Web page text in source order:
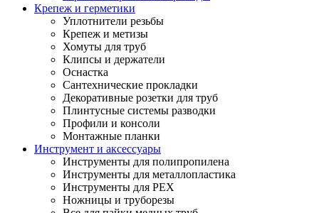
Крепеж и герметики
Уплотнители резьбы
Крепеж и метизы
Хомуты для труб
Клипсы и держатели
Оснастка
Сантехнические прокладки
Декоративные розетки для труб
Плинтусные системы разводки
Профили и консоли
Монтажные планки
Инструмент и аксессуары
Инструменты для полипропилена
Инструменты для металлопластика
Инструменты для PEX
Ножницы и труборезы